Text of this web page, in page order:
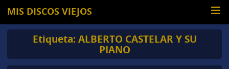
MIS DISCOS VIEJOS
Etiqueta:ALBERTO CASTELAR Y SU
PIANO